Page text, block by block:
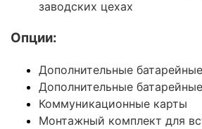
заводских цехах
Опции:
Дополнительные
Дополнительные
Коммуникационные карты
Монтажный комплект для